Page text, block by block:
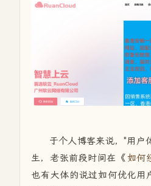
于个人博客来说，"用户
生，老张前段时间在《 如何
也有大体的说过如何优化用